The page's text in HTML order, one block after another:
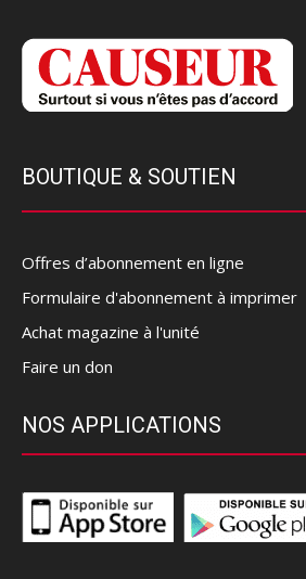
BOUTIQUE & SOUTIEN
Offres d’abonnement en ligne
Formulaire d'abonnement à imprimer
Achat magazine à l'unité
Faire un don
NOS APPLICATIONS